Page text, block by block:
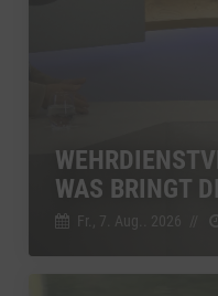
WAS BRINGT
Fr., 7. Aug.. 2026